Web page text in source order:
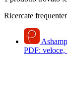
Ricercate
PDF: veloce,